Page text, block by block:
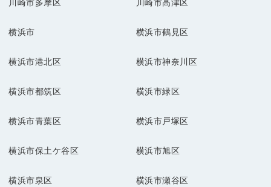
川崎市多摩区 川崎市高津区
横浜市 横浜市鶴見区
横浜市港北区 横浜市神奈川区
横浜市都筑区 横浜市緑区
横浜市青葉区 横浜市戸塚区
横浜市保土ケ谷区 横浜市旭区
横浜市泉区 横浜市瀬谷区